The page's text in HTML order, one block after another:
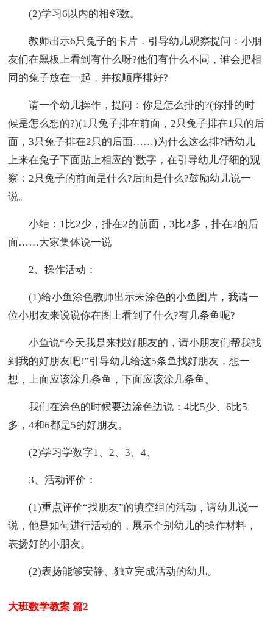
(2)学习6以内的相邻数。
教师出示6只兔子的卡片，引导幼儿观察提问：小朋
友们在黑板上看到有什么呀?他们有什么不同，谁会把相
同的兔子放在一起，并按顺序排好?
请一个幼儿操作，提问：你是怎么排的?(你排的时
候是怎么想的?)(1只兔子排在前面，2只兔子排在1只的后
面，3只兔子排在2只的后面……)为什么这么排?请幼儿
上来在兔子下面贴上相应的`数字，在引导幼儿仔细的观
察：2只兔子的前面是什么?后面是什么?鼓励幼儿说一
说。
小结：1比2少，排在2的前面，3比2多，排在2的后
面……大家集体说一说
2、操作活动：
(1)给小鱼涂色教师出示未涂色的小鱼图片，我请一
位小朋友来说说你在图上看到了什么?有几条鱼呢?
小鱼说“今天我是来找好朋友的，请小朋友们帮我找
到我的好朋友吧!”引导幼儿给这5条鱼找好朋友，想一
想，上面应该涂几条鱼，下面应该涂几条鱼。
我们在涂色的时候要边涂色边说：4比5少、6比5
多，4和6都是5的好朋友。
(2)学习学数字1、2、3、4、
3、活动评价：
(1)重点评价“找朋友”的填空组的活动，请幼儿说一
说，他是如何进行活动的，展示个别幼儿的操作材料，
表扬好的小朋友。
(2)表扬能够安静、独立完成活动的幼儿。
大班数学教案 篇2